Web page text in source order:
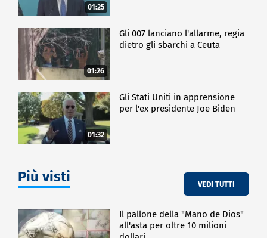
01:25
01:26
Gli 007 lanciano l'allarme, regia
dietro gli sbarchi a Ceuta
01:32
Gli Stati Uniti in apprensione
per l'ex presidente Joe Biden
Più visti VEDI TUTTI
Il pallone della "Mano de Dios"
all'asta per oltre 10 milioni